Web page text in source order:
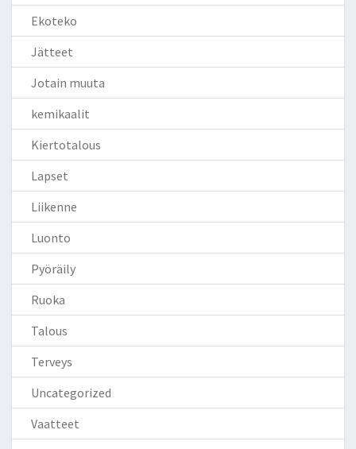
Ekoteko
Jätteet
Jotain muuta
kemikaalit
Kiertotalous
Lapset
Liikenne
Luonto
Pyöräily
Ruoka
Talous
Terveys
Uncategorized
Vaatteet